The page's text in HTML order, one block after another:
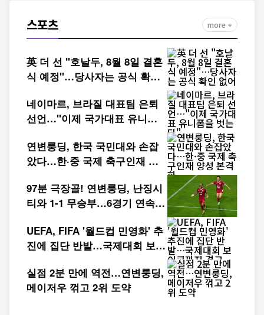
스포츠 more +
英 더 선 "호날두, 8월 8일 결혼
식 예정"…당사자는 공식 확인
네이마르, 브라질 대표팀 은퇴
선언…"이제 국가대표 유니폼
연변룽딩, 한국 국민대와 손잡
았다…한·중 국제 축구인재 양
97분 극장골! 연변룽딩, 난징시
티와 1-1 무승부…6경기 연속
UEFA, FIFA '월드컵 민영화' 추
진에 집단 반발…국제대회 보이
실점 2분 만에 역전…연변룽딩,
메이저우 꺾고 2위 도약